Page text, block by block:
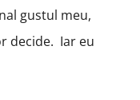
gustul meu,
decide. Iar eu